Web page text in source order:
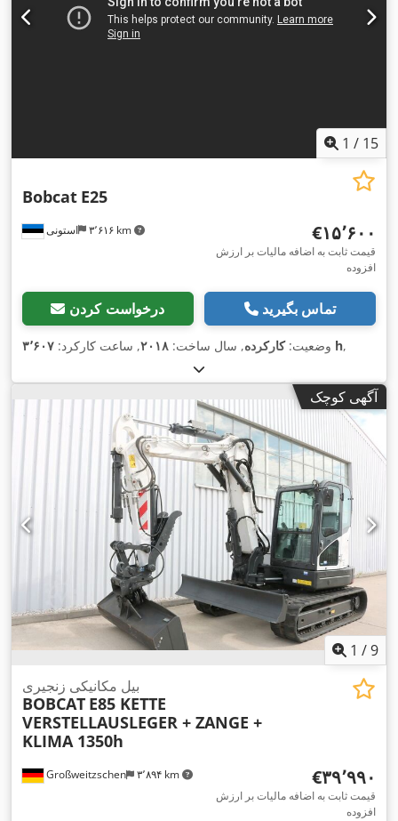
1 / 15
استونی ۳٬۶۱۶ km
Bobcat E25
‎€۱۵٬۶۰۰
قیمت ثابت به اضافه مالیات بر ارزش
افزوده
درخواست کردن تماس بگیرید
وضعیت:کارکرده, سال ساخت: ۲۰۱۸, ساعت کارکرد: ۳٬۶۰۷ h,
آگهی کوچک
1 /9
Großweitzschen ۳٬۸۹۴ km
بیل مکانیکی زنجیری
BOBCAT E85 KETTE
VERSTELLAUSLEGER + ZANGE +
KLIMA 1350h
‎€۳۹٬۹۹۰
قیمت ثابت به اضافه مالیات بر ارزش
افزوده